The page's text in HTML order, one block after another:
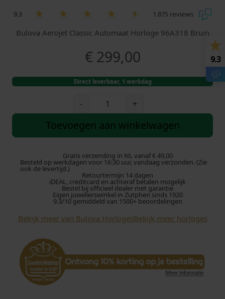
9.3 1.875 reviews
Bulova Aerojet Classic Automaat Horloge 96A318 Bruin
€299,00
Direct leverbaar, 1 werkdag
-
a
A
r
o
e
u
t
+
Toevoegen aan winkelwagen
Gratis verzending in NL vanaf € 49,00
Besteld op werkdagen voor 16:30 uur, vandaag verzonden. (Zie
ook de levertijd.)
Retourtermijn 14 dagen
iDEAL, creditcard en achteraf betalen mogelijk
Bestel bij officieel dealer met garantie
Eigen juwelierswinkel in Zutphen sinds 1920
9.3/10 gemiddeld van 1500+ beoordelingen
Bekijk meer van Bulova HorlogesBekijk meer horloges
9.3